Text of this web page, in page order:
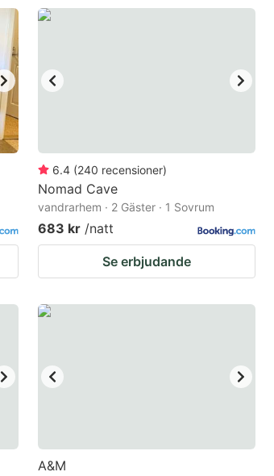
6.4 (240 recensioner)
Nomad Cave
vandrarhem · 2 Gäster · 1 Sovrum
683 kr /natt
Se erbjudande
A&M